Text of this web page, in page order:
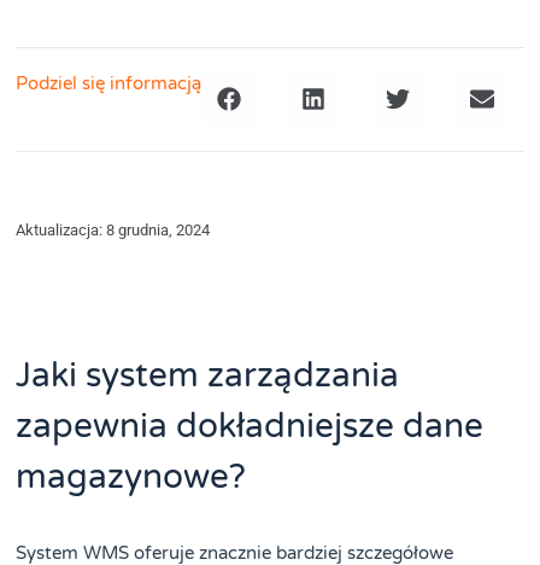
Podziel się informacją
Aktualizacja: 8 grudnia, 2024
Jaki system zarządzania
zapewnia dokładniejsze dane
magazynowe?
System WMS oferuje znacznie bardziej szczegółowe